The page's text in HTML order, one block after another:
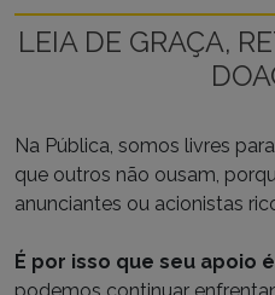
LEIA DE GRAÇA,
Na Pública, somos livres
que outros não ousam,
anunciantes ou acionistas
É por isso que seu apoio
podemos continuar